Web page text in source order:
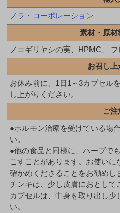
ノラ・コーポレーション
素材・原材
ノコギリヤシの実、HPMC、
お召し上
お休み前に、1日1～3カプセル
し上がりください。
ご注
●ホルモン治療を受けている場
い。
●他の食品と同様に、ハーブで
こすことがあります。お使い
確かめくださることをお勧めし
チンキは、少し皮膚におとして
カプセルは、中身を取り出し少
い。